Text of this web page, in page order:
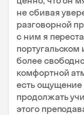
не сбивая
разговорной
с ним я
более
комфортной
есть ощущение
продолжать
этого